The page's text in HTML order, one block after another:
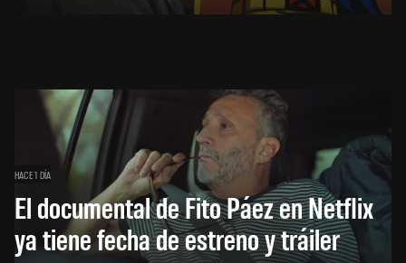
HACE 1 DÍA
El documental de Fito Páez en Netflix
ya tiene fecha de estreno y tráiler